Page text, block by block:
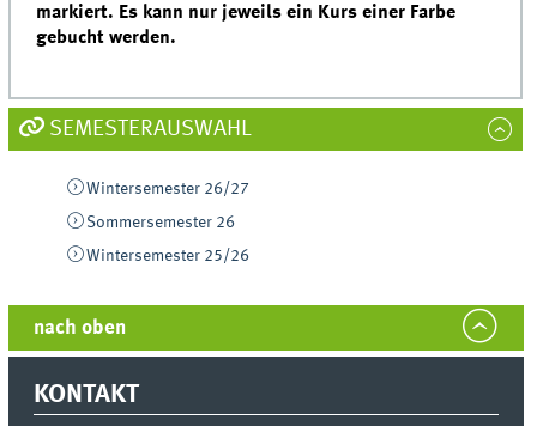
markiert. Es kann nur jeweils ein Kurs einer Farbe
gebucht werden.
SEMESTERAUSWAHL
Wintersemester 26/27
Sommersemester 26
Wintersemester 25/26
nach oben
KONTAKT